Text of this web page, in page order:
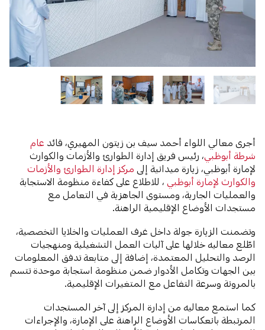
أجرى معالي اللواء أحمد سيف بن زيتون المهيري، قائد عام
شرطة أبوظبي ، رئيس فريق إدارة الطوارئ والأزمات والكوارث
لإمارة أبوظبي، زيارة ميدانية إلى مركز إدارة الطوارئ والأزمات
والكوارث لإمارة أبوظبي ، للاطلاع على كفاءة منظومة الاستجابة
والعمليات الجارية، ومستوى الجاهزية في التعامل مع
مستجدات الأوضاع الإقليمية الراهنة.
وتضمنت الزيارة جولة داخل غرف العمليات والخلايا التخصصية،
اطّلع معاليه خلالها على آليات العمل التشغيلية ومنهجيات
الرصد والتحليل المعتمدة، إضافة إلى متابعة تدفق المعلومات
بين الجهات وتكامل الأدوار ضمن منظومة استجابة موحدة تتسم
بالمرونة وسرعة التفاعل مع المتغيرات الإقليمية.
كما استمع معاليه من إدارة المركز إلى آخر المستجدات
المرتبطة بانعكاسات الأوضاع الراهنة على الإمارة، والإجراءات